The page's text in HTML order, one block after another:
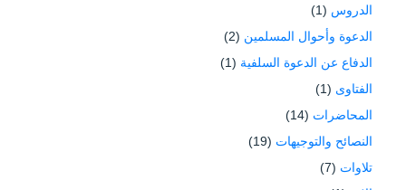
الدروس (1)
الدعوة وأحوال المسلمين (2)
الدفاع عن الدعوة السلفية (1)
الفتاوى (1)
المحاضرات (14)
النصائح والتوجيهات (19)
تلاوات (7)